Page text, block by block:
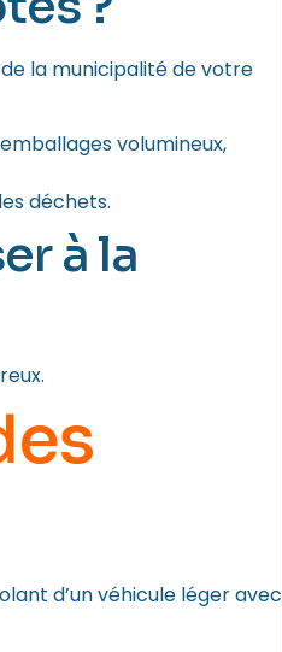
la municipalité de votre
volumineux,
déchets.
à la
d’un véhicule léger avec